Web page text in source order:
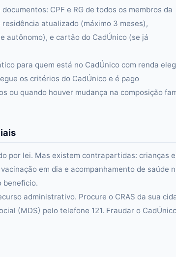
CPF e RG de todos os membros da
atualizado (máximo 3 meses),
autônomo), e cartão do CadÚnico (se já
para quem está no CadÚnico com renda
os critérios do CadÚnico e é pago
ou quando houver mudança na composição
por lei. Mas existem contrapartidas: crianças
em dia e acompanhamento de saúde
benefício.
administrativo. Procure o CRAS da sua
(MDS) pelo telefone 121. Fraudar o